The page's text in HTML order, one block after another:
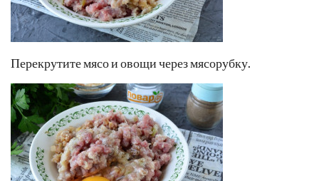
Перекрутите мясо и овощи через мясорубку.